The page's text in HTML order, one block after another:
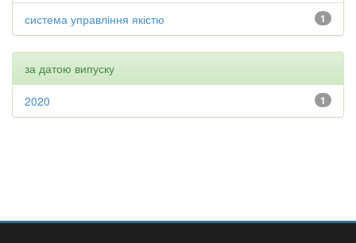
1
система управління якістю
за датою випуску
1
2020